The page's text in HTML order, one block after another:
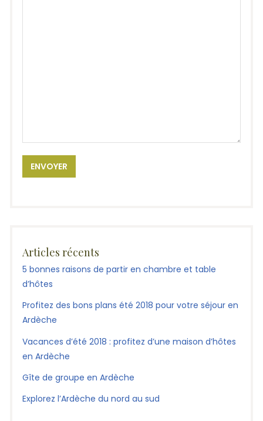
Articles récents
5 bonnes raisons de partir en chambre et table
d’hôtes
Profitez des bons plans été 2018 pour votre séjour en
Ardèche
Vacances d’été 2018 : profitez d’une maison d’hôtes
en Ardèche
Gîte de groupe en Ardèche
Explorez l’Ardèche du nord au sud